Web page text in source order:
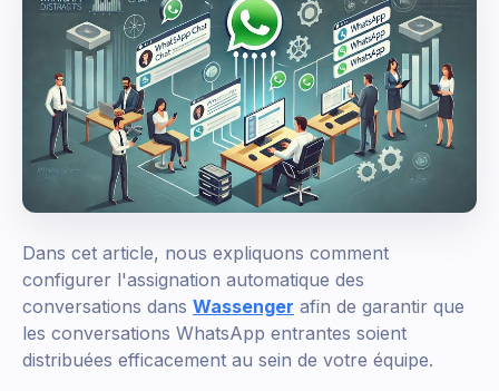
Dans cet article, nous expliquons comment
configurer l'assignation automatique des
conversations dans Wassenger afin de garantir que
les conversations WhatsApp entrantes soient
distribuées efficacement au sein de votre équipe.